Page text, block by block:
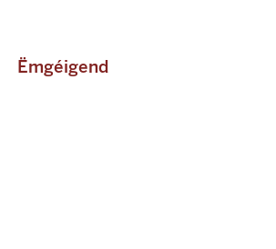
Ëmgéigend